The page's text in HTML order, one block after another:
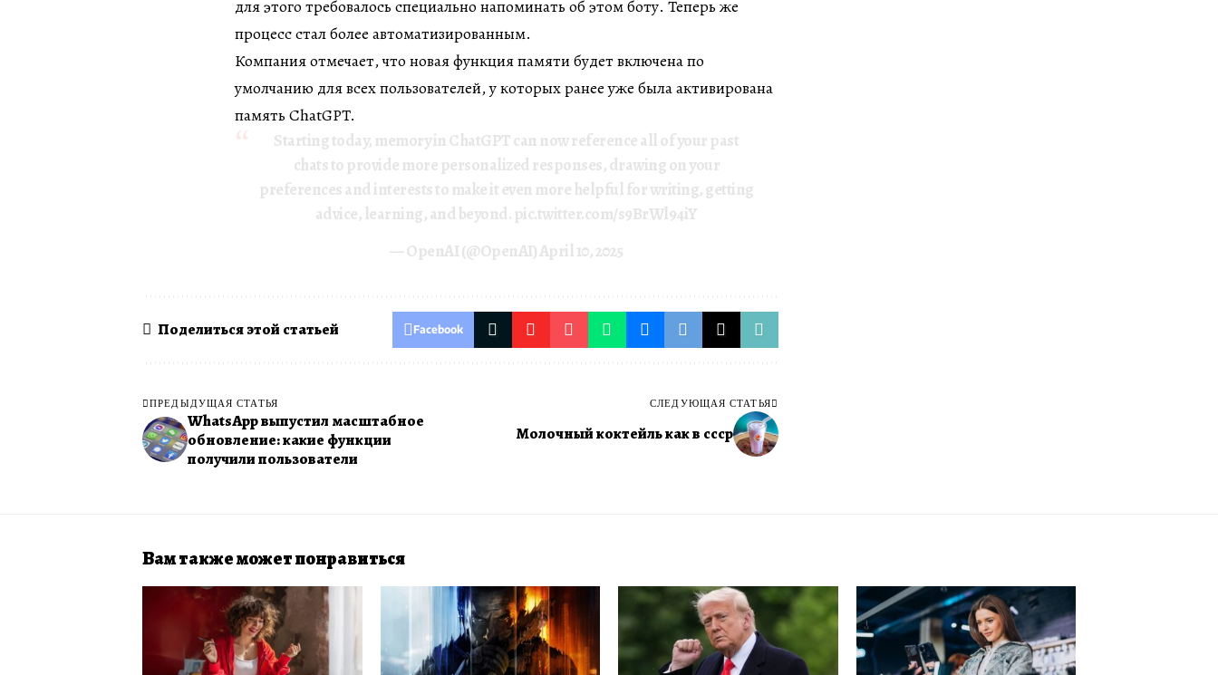
для этого требовалось специально напоминать об этом боту. Теперь же
процесс стал более автоматизированным.
Компания отмечает, что новая функция памяти будет включена по
умолчанию для всех пользователей, у которых ранее уже была активирована
память ChatGPT.
Starting today, memory in ChatGPT can now reference all of your past
chats to provide more personalized responses, drawing on your
preferences and interests to make it even more helpful for writing, getting
advice, learning, and beyond. pic.twitter.com/s9BrWl94iY
— OpenAI (@OpenAI)April 10, 2025
Поделиться этой статьей Facebook
ПРЕДЫДУЩАЯ СТАТЬЯ
WhatsApp выпустил масштабное
обновление: какие функции
получили пользователи
СЛЕДУЮЩАЯ СТАТЬЯ
Молочный коктейль как в ссср
Вам также может понравиться